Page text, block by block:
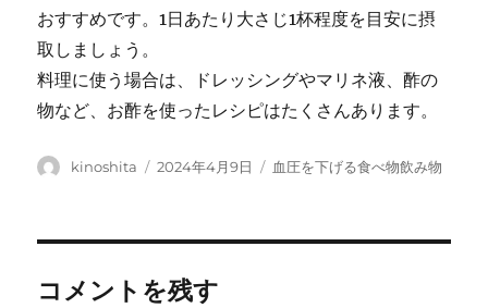
おすすめです。1日あたり大さじ1杯程度を目安に摂
取しましょう。
料理に使う場合は、ドレッシングやマリネ液、酢の
物など、お酢を使ったレシピはたくさんあります。
投
kinoshita
投
2024年4月9日
カ
血圧を下げる食べ物飲み物
コメントを残す